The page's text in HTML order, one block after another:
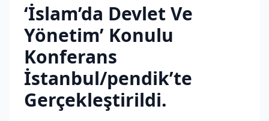
‘İslam’da Devlet Ve
Yönetim’ Konulu
Konferans
İstanbul/pendik’te
Gerçekleştirildi.